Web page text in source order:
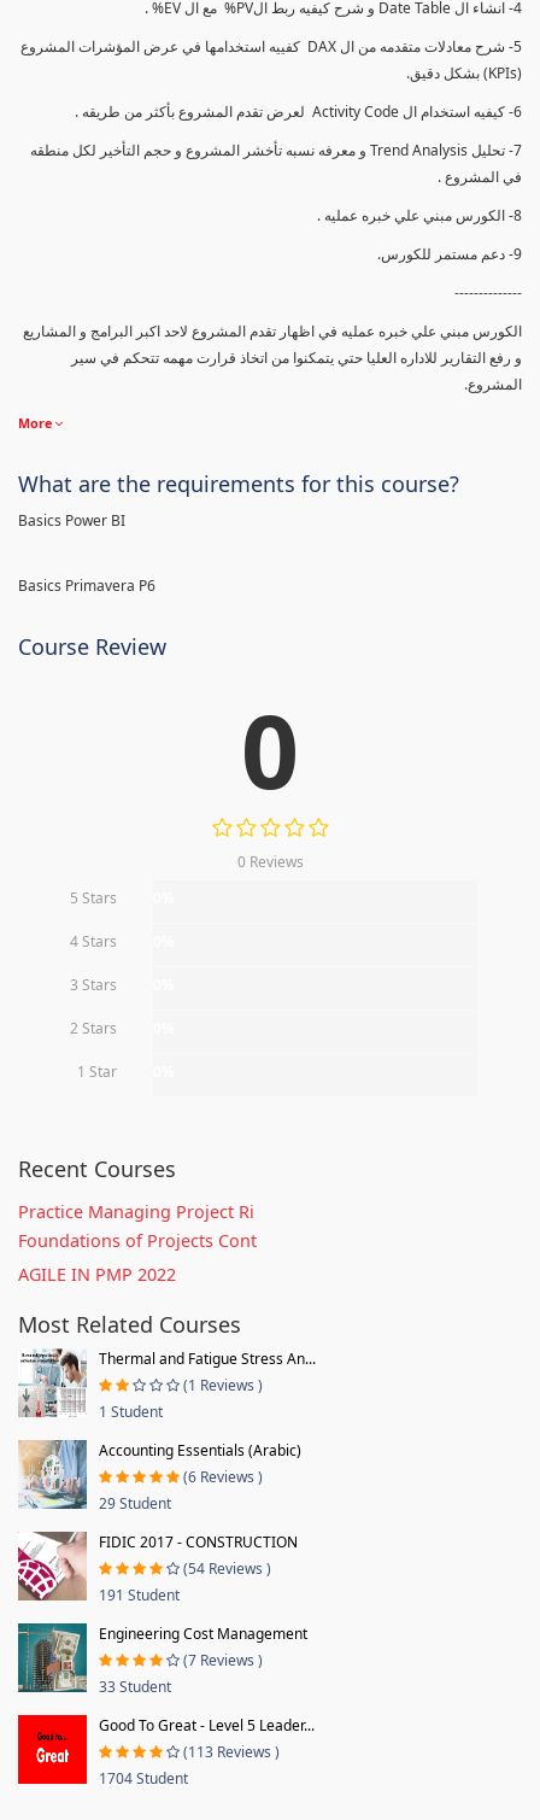
4- انشاء ال Date Table و شرح كيفيه ربط الPV% مع ال EV% .
5- شرح معادلات متقدمه من ال DAX كفييه استخدامها في عرض المؤشرات المشروع
(KPIs) بشكل دقيق.
6- كيفيه استخدام ال Activity Code لعرض تقدم المشروع بأكثر من طريقه .
7- تحليل Trend Analysis و معرفه نسبه تأخشر المشروع و حجم التأخير لكل منطقه
في المشروع .
8- الكورس مبني علي خبره عمليه .
9- دعم مستمر للكورس.
--------------
الكورس مبني علي خبره عمليه في اظهار تقدم المشروع لاحد اكبر البرامج و المشاريع
و رفع التقارير للاداره العليا حتي يتمكنوا من اتخاذ قرارت مهمه تتحكم في سير
المشروع.
More
What are the requirements for this course?
Basics Power BI
Basics Primavera P6
Course Review
0
0 Reviews
5 Stars
4 Stars
3 Stars
2 Stars
1 Star
Recent Courses
Practice Managing Project Ri
Foundations of Projects Cont
AGILE IN PMP 2022
Most Related Courses
Thermal and Fatigue Stress An...
(1 Reviews )
1 Student
Accounting Essentials (Arabic)
(6 Reviews )
29 Student
FIDIC 2017 - CONSTRUCTION
(54 Reviews )
191 Student
Engineering Cost Management
(7 Reviews )
33 Student
Good To Great - Level 5 Leader...
(113 Reviews )
1704 Student